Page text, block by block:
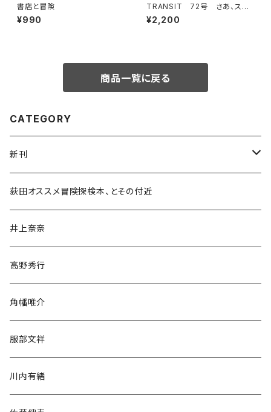
書店と冒険
¥990
TRANSIT 72号 さあ、スペ
インへ！ 太陽と海と土の国
¥2,200
商品一覧に戻る
CATEGORY
新刊
和書
文学・小説・物語
随筆・ノンフィクション・その他
荻田オススメ冒険探検本、とその付近
井上奈奈
高野秀行
角幡唯介
服部文祥
川内有緒